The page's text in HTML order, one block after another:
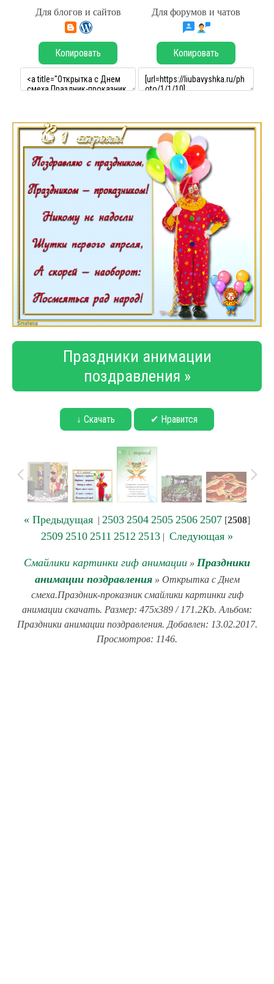
Для блогов и сайтов Для форумов и чатов
Копировать Копировать
Праздники анимации
поздравления »
↓ Скачать ✔ Нравится
« Предыдущая | 2503 2504 2505 2506 2507 [2508]
2509 2510 2511 2512 2513 | Следующая »
Смайлики картинки гиф анимации » Праздники
анимации поздравления» Открытка с Днем
смеха.Праздник-проказник смайлики картинки гиф
анимации скачать. Размер: 475x389 / 171.2Kb. Альбом:
Праздники анимации поздравления. Добавлен: 13.02.2017.
Просмотров: 1146.